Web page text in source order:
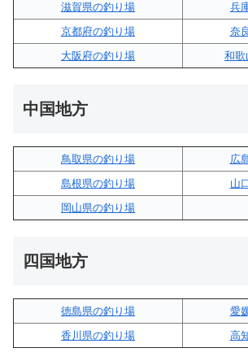
滋賀県の釣り場
兵
京都府の釣り場
奈
大阪府の釣り場
和歌
中国地方
鳥取県の釣り場
広
島根県の釣り場
山
岡山県の釣り場
四国地方
徳島県の釣り場
愛
香川県の釣り場
高